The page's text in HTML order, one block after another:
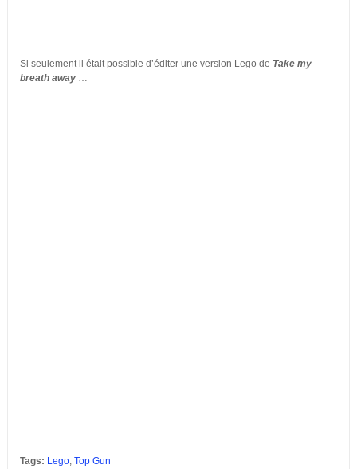
Si seulement il était possible d’éditer une version Lego de Take my
breath away…
Tags: Lego, Top Gun